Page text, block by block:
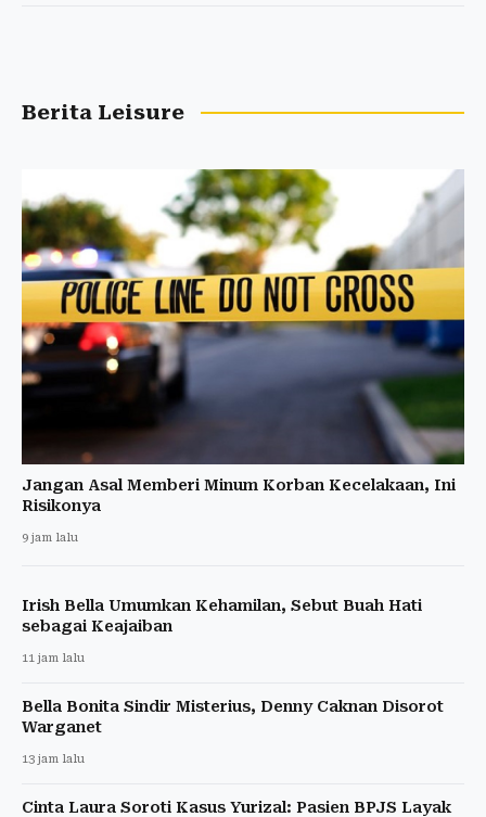
Berita Leisure
Jangan Asal Memberi Minum Korban Kecelakaan, Ini
Risikonya
9 jam lalu
Irish Bella Umumkan Kehamilan, Sebut Buah Hati
sebagai Keajaiban
11 jam lalu
Bella Bonita Sindir Misterius, Denny Caknan Disorot
Warganet
13 jam lalu
Cinta Laura Soroti Kasus Yurizal: Pasien BPJS Layak